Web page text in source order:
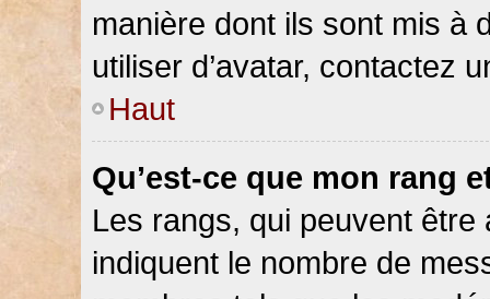
manière dont ils sont mis à
utiliser d’avatar, contactez
Haut
Qu’est-ce que mon rang
Les rangs, qui peuvent être
indiquent le nombre de